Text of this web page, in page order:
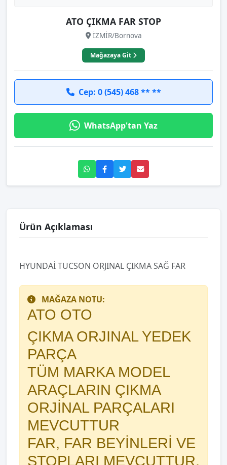
ATO ÇIKMA FAR STOP
İZMİR/Bornova
Mağazaya Git
Cep: 0 (545) 468 ** **
WhatsApp'tan Yaz
Ürün Açıklaması
HYUNDAİ TUCSON ORJINAL ÇIKMA SAĞ FAR
MAĞAZA NOTU:
ATO OTO
ÇIKMA ORJINAL YEDEK
PARÇA
TÜM MARKA MODEL
ARAÇLARIN ÇIKMA
ORJİNAL PARÇALARI
MEVCUTTUR
FAR, FAR BEYİNLERİ VE
STOPLARI MEVCUTTUR.